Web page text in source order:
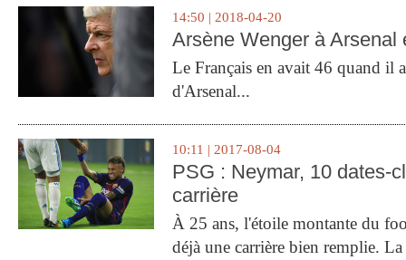
14:50 | 2018-04-20
Arsène Wenger à Arsenal
Le Français en avait 46 quand il
d'Arsenal...
10:11 | 2017-08-04
PSG : Neymar, 10 dates-
carrière
À 25 ans, l'étoile montante du
déjà une carrière bien remplie.